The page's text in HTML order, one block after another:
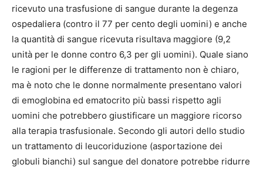
ricevuto una trasfusione di sangue durante la degenza
ospedaliera (contro il 77 per cento degli uomini) e anche
la quantità di sangue ricevuta risultava maggiore (9,2
unità per le donne contro 6,3 per gli uomini). Quale siano
le ragioni per le differenze di trattamento non è chiaro,
ma è noto che le donne normalmente presentano valori
di emoglobina ed ematocrito più bassi rispetto agli
uomini che potrebbero giustificare un maggiore ricorso
alla terapia trasfusionale. Secondo gli autori dello studio
un trattamento di leucoriduzione (asportazione dei
globuli bianchi) sul sangue del donatore potrebbe ridurre